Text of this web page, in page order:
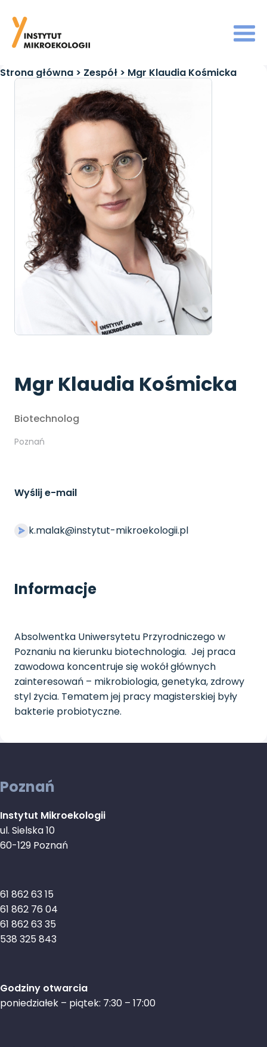
Strona główna > Zespół > Mgr Klaudia Kośmicka
Mgr Klaudia Kośmicka
Biotechnolog
Poznań
Wyślij e-mail
k.malak@instytut-mikroekologii.pl
Informacje
Absolwentka Uniwersytetu Przyrodniczego w
Poznaniu na kierunku biotechnologia. Jej praca
zawodowa koncentruje się wokół głównych
zainteresowań – mikrobiologia, genetyka, zdrowy
styl życia. Tematem jej pracy magisterskiej były
bakterie probiotyczne.
Poznań
Instytut Mikroekologii
ul. Sielska 10
60-129 Poznań
61 862 63 15
61 862 76 04
61 862 63 35
538 325 843
Godziny otwarcia
poniedziałek – piątek: 7:30 – 17:00